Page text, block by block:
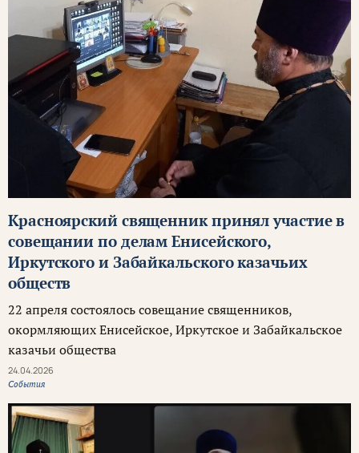
Красноярский священник принял участие в
совещании по делам Енисейского,
Иркутского и Забайкальского казачьих
обществ
22 апреля состоялось совещание священников,
окормляющих Енисейское, Иркутское и Забайкальское
казачьи общества
24.04.2026
События